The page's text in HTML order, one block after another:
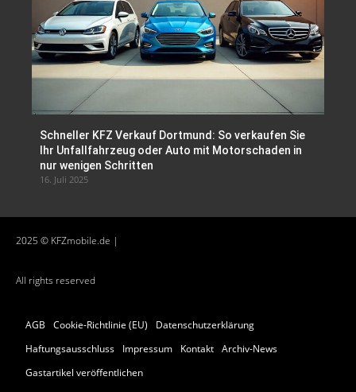
Schneller KFZ Verkauf Dortmund: So verkaufen Sie
Ihr Unfallfahrzeug oder Auto mit Motorschaden in
nur wenigen Schritten
16. Juli 2025
2025 © KFZmobile.de |
All rights reserved
AGB Cookie-Richtlinie (EU)
Datenschutzerklärung
Haftungsausschluss
Impressum Kontakt Archiv-News
Gastartikel veröffentlichen